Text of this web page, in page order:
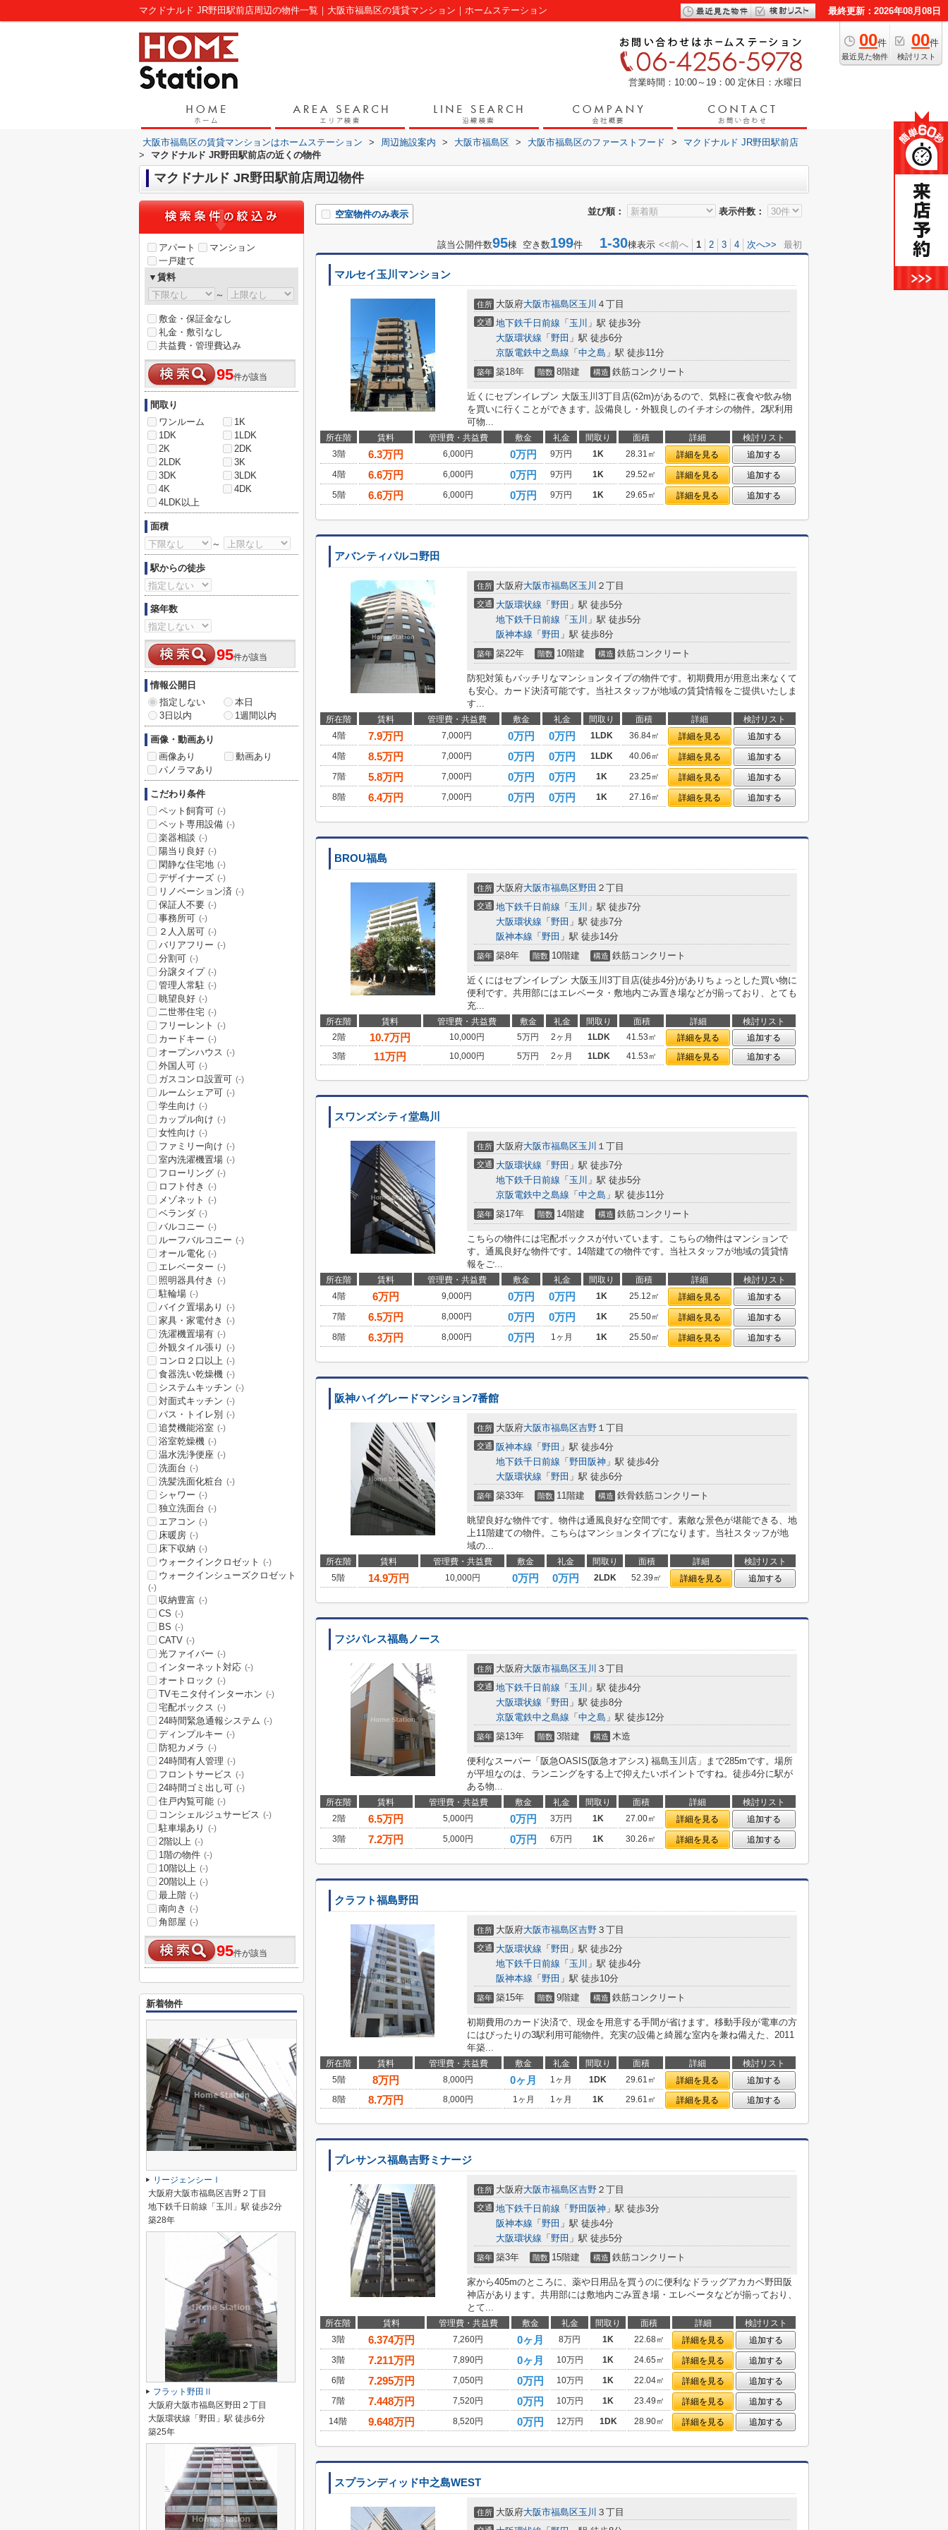
マクドナルド JR野田駅前店周辺の物件一覧｜大阪市福島区の賃貸マンション｜ホームステーション 最終更新：2026年08月08日
00件
最近見た物件
00件
検討リスト
営業時間：10:00～19：00 定休日：水曜日
大阪市福島区の賃貸マンションはホームステーション > 周辺施設案内 > 大阪市福島区 > 大阪市福島区のファーストフード >
マクドナルド JR野田駅前店
>
マクドナルド JR野田駅前店の近くの物件
マクドナルド JR野田駅前店周辺物件
並び順： 表示件数：
空室物件のみ表示
該当公開件数95棟 空き数199件 1-30棟表示 <<前へ 1 2 3 4 次へ>> 最初
マルセイ玉川マンション
住所 大阪府大阪市福島区玉川 ４丁目
交通 地下鉄千日前線 「 玉川 」駅 徒歩3分
大阪環状線 「 野田 」駅 徒歩6分
京阪電鉄中之島線 「 中之島 」駅 徒歩11分
築年 築18年 階数 8階建 構造 鉄筋コンクリート
近くにセブンイレブン 大阪玉川3丁目店(62m)があるので、気軽に夜食や飲み物
を買いに行くことができます。設備良し・外観良しのイチオシの物件。2駅利用
可物...
所在階 賃料 管理費・共益費 敷金 礼金 間取り 面積 詳細
検討リスト
3階
6.3万円 6,000円 0万円 9万円 1K 28.31㎡ 詳細を見る
追加する
4階
6.6万円 6,000円 0万円 9万円 1K 29.52㎡ 詳細を見る
追加する
5階
6.6万円 6,000円 0万円 9万円 1K 29.65㎡ 詳細を見る 追加する
アバンティパルコ野田
住所 大阪府大阪市福島区玉川 ２丁目
交通 大阪環状線 「 野田 」駅 徒歩5分
地下鉄千日前線 「 玉川 」駅 徒歩5分
阪神本線 「 野田 」駅 徒歩8分
築年 築22年 階数 10階建 構造 鉄筋コンクリート
防犯対策もバッチリなマンションタイプの物件です。初期費用が用意出来なくて
も安心。カード決済可能です。当社スタッフが地域の賃貸情報をご提供いたしま
す...
所在階 賃料 管理費・共益費 敷金 礼金 間取り 面積 詳細
検討リスト
4階
7.9万円 7,000円 0万円 0万円 1LDK 36.84㎡ 詳細を見る
追加する
4階
8.5万円 7,000円 0万円 0万円 1LDK 40.06㎡ 詳細を見る
追加する
7階
5.8万円 7,000円 0万円 0万円 1K 23.25㎡ 詳細を見る
追加する
8階
6.4万円 7,000円 0万円 0万円 1K 27.16㎡ 詳細を見る 追加する
BROU福島
住所 大阪府大阪市福島区野田 ２丁目
交通 地下鉄千日前線 「 玉川 」駅 徒歩7分
大阪環状線 「 野田 」駅 徒歩7分
阪神本線 「 野田 」駅 徒歩14分
築年 築8年 階数 10階建 構造 鉄筋コンクリート
近くにはセブンイレブン 大阪玉川3丁目店(徒歩4分)がありちょっとした買い物に
便利です。共用部にはエレベータ・敷地内ごみ置き場などが揃っており、とても
充...
所在階 賃料 管理費・共益費 敷金 礼金 間取り 面積 詳細
検討リスト
2階
10.7万円 10,000円 5万円 2ヶ月 1LDK 41.53㎡ 詳細を見る
追加する
3階
11万円 10,000円 5万円 2ヶ月 1LDK 41.53㎡ 詳細を見る 追加する
スワンズシティ堂島川
住所 大阪府大阪市福島区玉川 １丁目
交通 大阪環状線 「 野田 」駅 徒歩7分
地下鉄千日前線 「 玉川 」駅 徒歩5分
京阪電鉄中之島線 「 中之島 」駅 徒歩11分
築年 築17年 階数 14階建 構造 鉄筋コンクリート
こちらの物件には宅配ボックスが付いています。こちらの物件はマンションで
す。通風良好な物件です。14階建ての物件です。当社スタッフが地域の賃貸情
報をご...
所在階 賃料 管理費・共益費 敷金 礼金 間取り 面積 詳細
検討リスト
4階
6万円 9,000円 0万円 0万円 1K 25.12㎡ 詳細を見る
追加する
7階
6.5万円 8,000円 0万円 0万円 1K 25.50㎡ 詳細を見る
追加する
8階
6.3万円 8,000円 0万円 1ヶ月 1K 25.50㎡ 詳細を見る 追加する
阪神ハイグレードマンション7番館
住所 大阪府大阪市福島区吉野 １丁目
交通 阪神本線 「 野田 」駅 徒歩4分
地下鉄千日前線 「 野田阪神 」駅 徒歩4分
大阪環状線 「 野田 」駅 徒歩6分
築年 築33年 階数 11階建 構造 鉄骨鉄筋コンクリート
眺望良好な物件です。物件は通風良好な空間です。素敵な景色が堪能できる、地
上11階建ての物件。こちらはマンションタイプになります。当社スタッフが地
域の...
所在階 賃料 管理費・共益費 敷金 礼金 間取り 面積 詳細
検討リスト
5階
14.9万円 10,000円 0万円 0万円 2LDK 52.39㎡ 詳細を見る 追加する
フジパレス福島ノース
住所 大阪府大阪市福島区玉川 ３丁目
交通 地下鉄千日前線 「 玉川 」駅 徒歩4分
大阪環状線 「 野田 」駅 徒歩8分
京阪電鉄中之島線 「 中之島 」駅 徒歩12分
築年 築13年 階数 3階建 構造 木造
便利なスーパー「阪急OASIS(阪急オアシス) 福島玉川店」まで285mです。場所
が平坦なのは、ランニングをする上で抑えたいポイントですね。徒歩4分に駅が
ある物...
所在階 賃料 管理費・共益費 敷金 礼金 間取り 面積 詳細
検討リスト
2階
6.5万円 5,000円 0万円 3万円 1K 27.00㎡ 詳細を見る
追加する
3階
7.2万円 5,000円 0万円 6万円 1K 30.26㎡ 詳細を見る 追加する
クラフト福島野田
住所 大阪府大阪市福島区吉野 ３丁目
交通 大阪環状線 「 野田 」駅 徒歩2分
地下鉄千日前線 「 玉川 」駅 徒歩4分
阪神本線 「 野田 」駅 徒歩10分
築年 築15年 階数 9階建 構造 鉄筋コンクリート
初期費用のカード決済で、現金を用意する手間が省けます。移動手段が電車の方
にはぴったりの3駅利用可能物件。充実の設備と綺麗な室内を兼ね備えた、2011
年築...
所在階 賃料 管理費・共益費 敷金 礼金 間取り 面積 詳細
検討リスト
5階
8万円 8,000円 0ヶ月 1ヶ月 1DK 29.61㎡ 詳細を見る
追加する
8階
8.7万円 8,000円 1ヶ月 1ヶ月 1K 29.61㎡ 詳細を見る 追加する
プレサンス福島吉野ミナージ
住所 大阪府大阪市福島区吉野 ２丁目
交通 地下鉄千日前線 「 野田阪神 」駅 徒歩3分
阪神本線 「 野田 」駅 徒歩4分
大阪環状線 「 野田 」駅 徒歩5分
築年 築3年 階数 15階建 構造 鉄筋コンクリート
家から405mのところに、薬や日用品を買うのに便利なドラッグアカカベ野田阪
神店があります。共用部には敷地内ごみ置き場・エレベータなどが揃っており、
とて...
所在階 賃料 管理費・共益費 敷金 礼金 間取り 面積 詳細
検討リスト
3階
6.374万円 7,260円 0ヶ月 8万円 1K 22.68㎡ 詳細を見る
追加する
3階
7.211万円 7,890円 0ヶ月 10万円 1K 24.65㎡ 詳細を見る
追加する
6階
7.295万円 7,050円 0万円 10万円 1K 22.04㎡ 詳細を見る
追加する
7階
7.448万円 7,520円 0万円 10万円 1K 23.49㎡ 詳細を見る
追加する
14階
9.648万円 8,520円 0万円 12万円 1DK 28.90㎡ 詳細を見る 追加する
スプランディッド中之島WEST
住所 大阪府大阪市福島区玉川 ３丁目
アパート
マンション
一戸建て
▼賃料
～
敷金・保証金なし
礼金・敷引なし
共益費・管理費込み
95件が該当
間取り
ワンルーム
1K
1DK
1LDK
2K
2DK
2LDK
3K
3DK
3LDK
4K
4DK
4LDK以上
面積
～
駅からの徒歩
築年数
95件が該当
情報公開日
指定しない
本日
3日以内
1週間以内
画像・動画あり
画像あり
動画あり
パノラマあり
こだわり条件
ペット飼育可 (-)
ペット専用設備 (-)
楽器相談 (-)
陽当り良好 (-)
閑静な住宅地 (-)
デザイナーズ (-)
リノベーション済 (-)
保証人不要 (-)
事務所可 (-)
２人入居可 (-)
バリアフリー (-)
分割可 (-)
分譲タイプ (-)
管理人常駐 (-)
眺望良好 (-)
二世帯住宅 (-)
フリーレント (-)
カードキー (-)
オープンハウス (-)
外国人可 (-)
ガスコンロ設置可 (-)
ルームシェア可 (-)
学生向け (-)
カップル向け (-)
女性向け (-)
ファミリー向け (-)
室内洗濯機置場 (-)
フローリング (-)
ロフト付き (-)
メゾネット (-)
ベランダ (-)
バルコニー (-)
ルーフバルコニー (-)
オール電化 (-)
エレベーター (-)
照明器具付き (-)
駐輪場 (-)
バイク置場あり (-)
家具・家電付き (-)
洗濯機置場有 (-)
外観タイル張り (-)
コンロ２口以上 (-)
食器洗い乾燥機 (-)
システムキッチン (-)
対面式キッチン (-)
バス・トイレ別 (-)
追焚機能浴室 (-)
浴室乾燥機 (-)
温水洗浄便座 (-)
洗面台 (-)
洗髪洗面化粧台 (-)
シャワー (-)
独立洗面台 (-)
エアコン (-)
床暖房 (-)
床下収納 (-)
ウォークインクロゼット (-)
ウォークインシューズクロゼット
(-)
収納豊富 (-)
CS (-)
BS (-)
CATV (-)
光ファイバー (-)
インターネット対応 (-)
オートロック (-)
TVモニタ付インターホン (-)
宅配ボックス (-)
24時間緊急通報システム (-)
ディンプルキー (-)
防犯カメラ (-)
24時間有人管理 (-)
フロントサービス (-)
24時間ゴミ出し可 (-)
住戸内覧可能 (-)
コンシェルジュサービス (-)
駐車場あり (-)
2階以上 (-)
1階の物件 (-)
10階以上 (-)
20階以上 (-)
最上階 (-)
南向き (-)
角部屋 (-)
95件が該当
新着物件
リージェンシーⅠ
大阪府大阪市福島区吉野２丁目
地下鉄千日前線「玉川」駅 徒歩2分
築28年
フラット野田Ⅱ
大阪府大阪市福島区野田２丁目
大阪環状線「野田」駅 徒歩6分
築25年